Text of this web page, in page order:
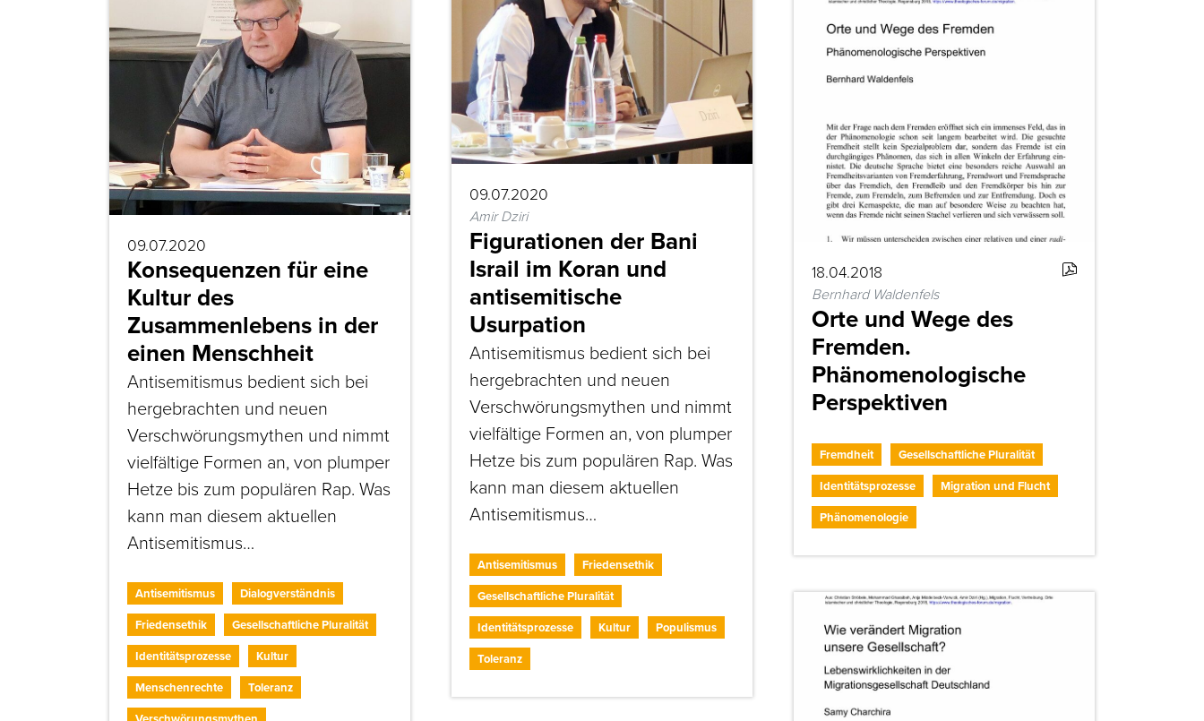
09.07.2020
Amir Dziri
Figurationen der Bani
Israil im Koran und
antisemitische
Usurpation
Antisemitismus bedient sich bei
hergebrachten und neuen
Verschwörungsmythen und nimmt
vielfältige Formen an, von plumper
Hetze bis zum populären Rap. Was
kann man diesem aktuellen
Antisemitismus…
Antisemitismus
Friedensethik
Gesellschaftliche Pluralität
Identitätsprozesse
Kultur
Populismus
Toleranz
09.07.2020
Konsequenzen für eine
Kultur des
Zusammenlebens in der
einen Menschheit
Antisemitismus bedient sich bei
hergebrachten und neuen
Verschwörungsmythen und nimmt
vielfältige Formen an, von plumper
Hetze bis zum populären Rap. Was
kann man diesem aktuellen
Antisemitismus…
Antisemitismus
Dialogverständnis
Friedensethik
Gesellschaftliche Pluralität
Identitätsprozesse
Kultur
Menschenrechte
Toleranz
18.04.2018
Bernhard Waldenfels
Orte und Wege des
Fremden.
Phänomenologische
Perspektiven
Fremdheit
Gesellschaftliche Pluralität
Identitätsprozesse
Migration und Flucht
Phänomenologie